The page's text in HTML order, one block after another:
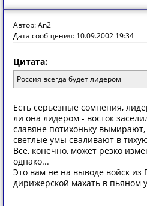
Автор: An2
Дата сообщения: 10.09.2002 19:34
Цитата:
Россия всегда будет лидером
Есть серьезные сомнения,
ли она лидером - восток
славяне потихоньку вымирают,
светлые умы сваливают в
Все, конечно, может резко
однако...
Это вам не на выводе войск из
дирижерской махать в пьяном